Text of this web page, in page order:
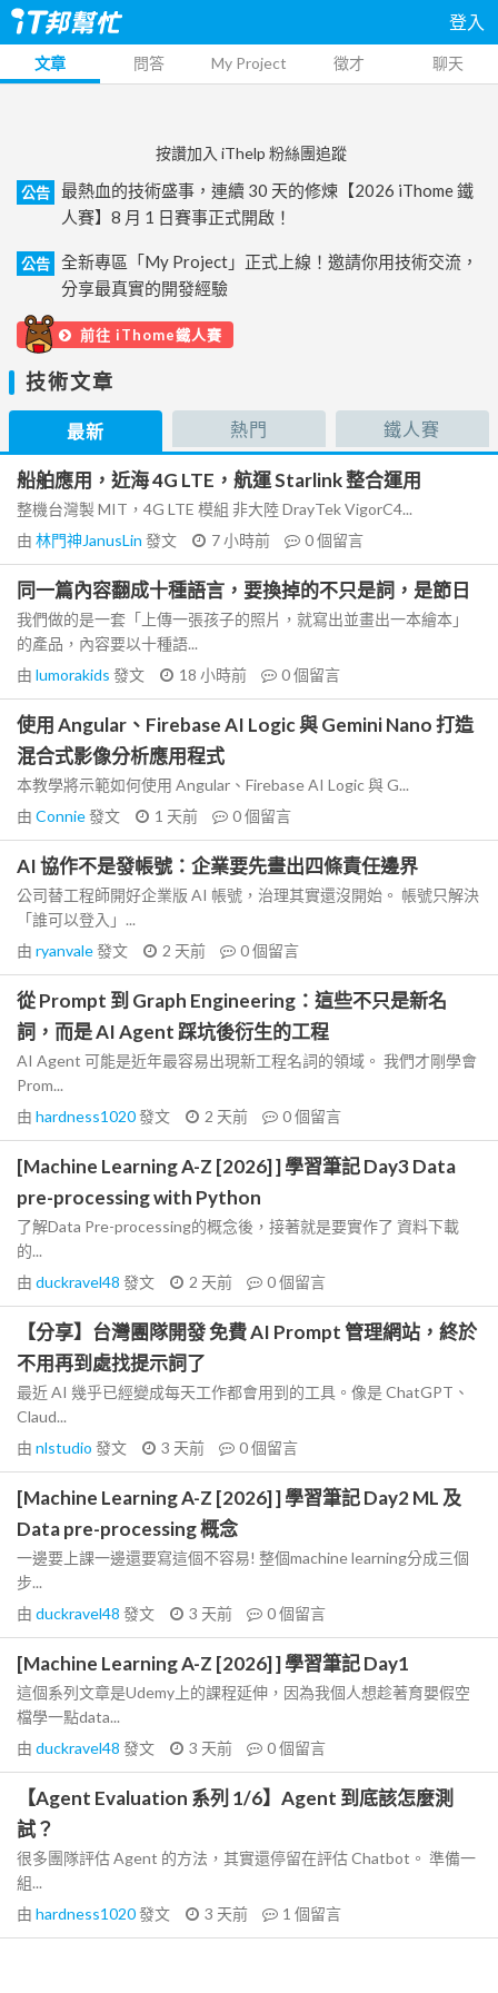
登入
文章 問答 My Project 徵才 聊天
按讚加入 iThelp 粉絲團追蹤
公告
最熱血的技術盛事，連續 30 天的修煉【2026 iThome 鐵
人賽】8 月 1 日賽事正式開啟！
公告
全新專區「My Project」正式上線！邀請你用技術交流，
分享最真實的開發經驗
前往 iThome鐵人賽
技術文章
最新 熱門 鐵人賽
船舶應用，近海 4G LTE，航運 Starlink 整合運用
整機台灣製 MIT，4G LTE 模組 非大陸 DrayTek VigorC4...
由 林門神JanusLin 發文 7 小時前 0個留言
同一篇內容翻成十種語言，要換掉的不只是詞，是節日
我們做的是一套「上傳一張孩子的照片，就寫出並畫出一本繪本」
的產品，內容要以十種語...
由 lumorakids 發文 18 小時前 0個留言
使用 Angular、Firebase AI Logic 與 Gemini Nano 打造
混合式影像分析應用程式
本教學將示範如何使用 Angular、Firebase AI Logic 與 G...
由 Connie發文 1 天前 0個留言
AI 協作不是發帳號：企業要先畫出四條責任邊界
公司替工程師開好企業版 AI 帳號，治理其實還沒開始。 帳號只解決
「誰可以登入」...
由 ryanvale發文 2 天前 0個留言
從 Prompt 到 Graph Engineering：這些不只是新名
詞，而是 AI Agent 踩坑後衍生的工程
AI Agent 可能是近年最容易出現新工程名詞的領域。 我們才剛學會
Prom...
由 hardness1020發文 2 天前 0個留言
[Machine Learning A-Z [2026] ] 學習筆記 Day3 Data
pre-processing with Python
了解Data Pre-processing的概念後，接著就是要實作了 資料下載
的...
由 duckravel48 發文 2 天前 0個留言
【分享】台灣團隊開發 免費 AI Prompt 管理網站，終於
不用再到處找提示詞了
最近 AI 幾乎已經變成每天工作都會用到的工具。像是 ChatGPT、
Claud...
由 nlstudio 發文 3 天前 0個留言
[Machine Learning A-Z [2026] ] 學習筆記 Day2 ML 及
Data pre-processing 概念
一邊要上課一邊還要寫這個不容易! 整個machine learning分成三個
步...
由 duckravel48 發文 3 天前 0個留言
[Machine Learning A-Z [2026] ] 學習筆記 Day1
這個系列文章是Udemy上的課程延伸，因為我個人想趁著育嬰假空
檔學一點data...
由 duckravel48 發文 3 天前 0個留言
【Agent Evaluation 系列 1/6】Agent 到底該怎麼測
試？
很多團隊評估 Agent 的方法，其實還停留在評估 Chatbot。 準備一
組...
由 hardness1020發文 3 天前 1 個留言